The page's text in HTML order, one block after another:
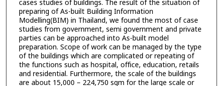
cases studies of buildings. The result of the situation of
preparing of As-built Building Information
Modelling(BIM) in Thailand, we found the most of case
studies from government, semi government and private
parties can be approached into As-built model
preparation. Scope of work can be managed by the type
of the buildings which are complicated or repeating of
the functions such as hospital, office, education, retails
and residential. Furthermore, the scale of the buildings
are about 15,000 – 224,750 sqm for the large scale or